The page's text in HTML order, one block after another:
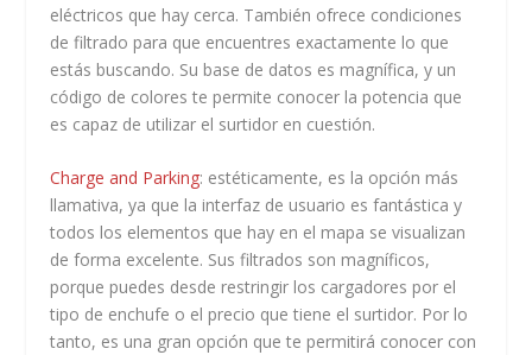
eléctricos que hay cerca. También ofrece condiciones
de filtrado para que encuentres exactamente lo que
estás buscando. Su base de datos es magnífica, y un
código de colores te permite conocer la potencia que
es capaz de utilizar el surtidor en cuestión.
Charge and Parking: estéticamente, es la opción más
llamativa, ya que la interfaz de usuario es fantástica y
todos los elementos que hay en el mapa se visualizan
de forma excelente. Sus filtrados son magníficos,
porque puedes desde restringir los cargadores por el
tipo de enchufe o el precio que tiene el surtidor. Por lo
tanto, es una gran opción que te permitirá conocer con